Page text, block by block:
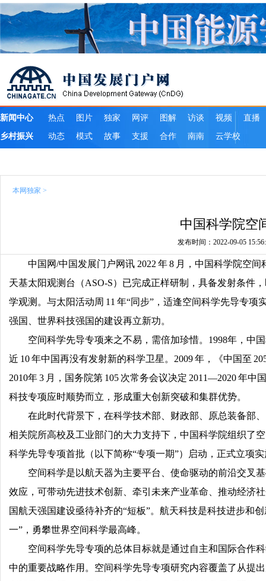
本网独家 >
中国科学院空
发布时间：2022-09-05
中国网/中国发展门户网讯 2022 年 8 月，中国科学院空
天基太阳观测台（ASO-S）已完成正样研制，具备发射条件
学观测。与太阳活动周 11 年“同步”，适逢空间科学先导专
强国、世界科技强国的建设再立新功。
空间科学先导专项来之不易，需倍加珍惜。1998年，中
近 10 年中国再没有发射新的科学卫星。2009 年，《中国至
2010年 3 月，国务院第 105 次常务会议决定 2011—2020 年
科技专项应时顺势而立，形成重大创新突破和集群优势。
在此时代背景下，在科学技术部、财政部、原总装备部
相关院所高校及工业部门的大力支持下，中国科学院组织了
科学先导专项首批（以下简称“专项一期”）启动，正式立项
空间科学是以航天器为主要平台、使命驱动的前沿交叉
效应，可带动先进技术创新、牵引未来产业革命、推动经济
国航天强国建设亟待补齐的“短板”。航天科技是科技进步和
一”，勇攀世界空间科学最高峰。
空间科学先导专项的总体目标就是通过自主和国际合作
中的重要战略作用。空间科学先导专项研究内容覆盖了从提